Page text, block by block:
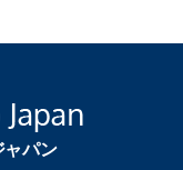
パン